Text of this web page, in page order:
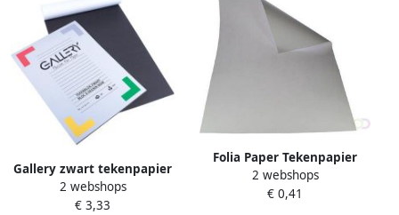
Gallery zwart tekenpapier
ft 21 x 29 7 cm A4 120 g
mÃÂ² 20 vel
2 webshops
€ 3,33
Folia Paper Tekenpapier
Folia 50x70cm 130gram wit
pak Ã 100 vel
2 webshops
€ 0,41